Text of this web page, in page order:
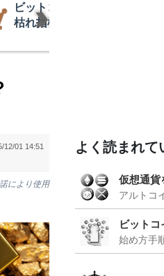
ビットコイン流出6.58万BTC
枯れ指標は接近＝グラスノード
12/01 14:51
により使用
よく読まれて
仮想通貨
アルトコ
ビットコ
始め方手